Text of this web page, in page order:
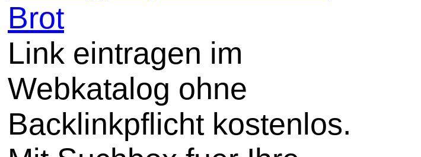
Brot
Link eintragen im
Webkatalog ohne
Backlinkpflicht kostenlos.